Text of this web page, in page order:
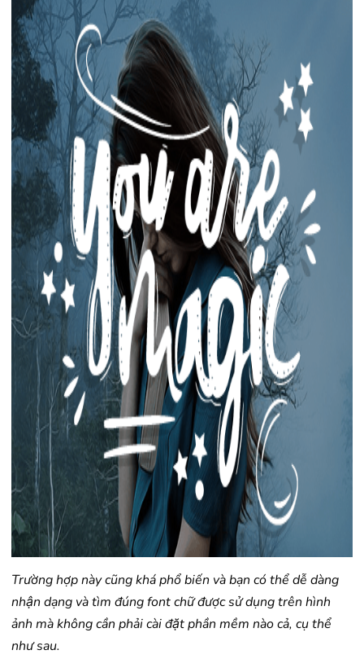
Trường hợp này cũng khá phổ biến và bạn có thể dễ dàng
nhận dạng và tìm đúng font chữ được sử dụng trên hình
ảnh mà không cần phải cài đặt phần mềm nào cả, cụ thể
như sau.